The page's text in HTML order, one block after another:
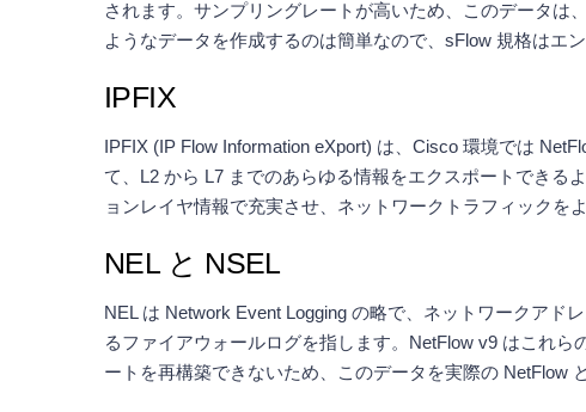
されます。サンプリングレートが高いため、このデータ
ようなデータを作成するのは簡単なので、sFlow 規格はエ
IPFIX
IPFIX (IP Flow Information eXport) は、Cisco 環境では
て、L2 から L7 までのあらゆる情報をエクスポートできる
ョンレイヤ情報で充実させ、ネットワークトラフィックを
NEL と NSEL
NEL は Network Event Logging の略で、ネットワークアド
るファイアウォールログを指します。NetFlow v9 はこれ
ートを再構築できないため、このデータを実際の NetFlow